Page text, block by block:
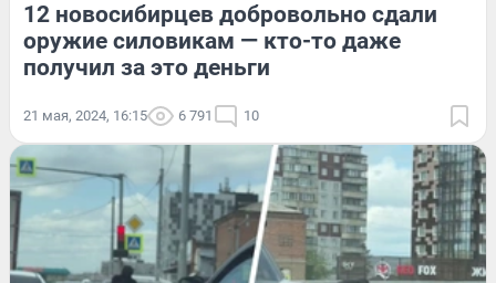
12 новосибирцев добровольно сдали
оружие силовикам — кто-то даже
получил за это деньги
21 мая, 2024, 16:15 6 791 10